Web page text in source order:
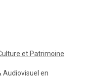
et Patrimoine
Audiovisuel en